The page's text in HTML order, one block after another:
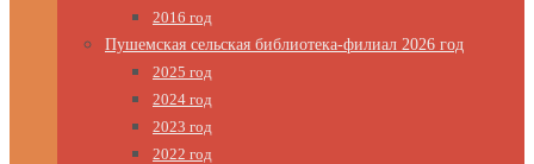
2016 год
Пушемская сельская библиотека-филиал 2026 год
2025 год
2024 год
2023 год
2022 год